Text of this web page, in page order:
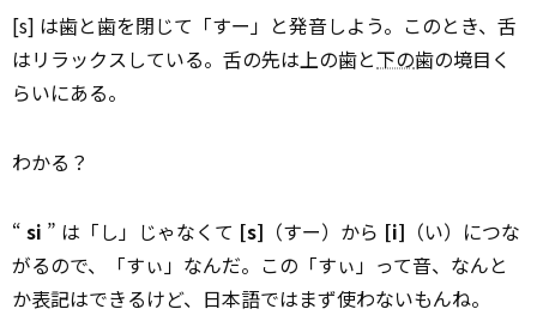
[s] は歯と歯を閉じて「すー」と発音しよう。このとき、舌
はリラックスしている。舌の先は上の歯と下の歯の境目く
らいにある。
わかる？
“ si ” は「し」じゃなくて [s] （すー）から [i] （い）につな
がるので、「すぃ」なんだ。この「すぃ」って音、なんと
か表記はできるけど、日本語ではまず使わないもんね。